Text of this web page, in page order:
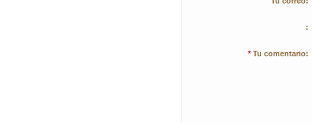
:
* Tu comentario: